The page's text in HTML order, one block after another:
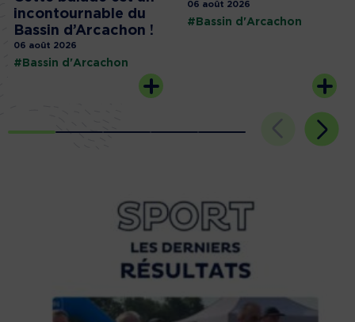
incontournable du
Bassin d’Arcachon !
06 août 2026
#Bassin d'Arcachon
06 août 2026
#Bassin d'Arcachon